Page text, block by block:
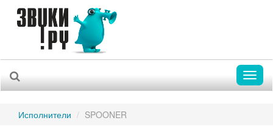
Исполнители SPOONER